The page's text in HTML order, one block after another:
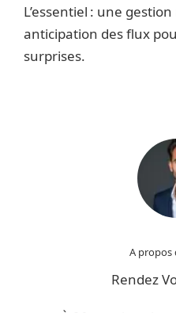
L’essentiel : une
anticipation des flux
surprises.
A propos
Rendez